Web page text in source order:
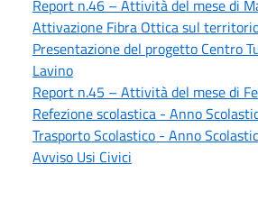
Report n.46 – Attività del mese di
Attivazione Fibra Ottica sul
Presentazione del progetto Centro
Lavino
Report n.45 – Attività del mese di
Refezione scolastica - Anno
Trasporto Scolastico - Anno
Avviso Usi Civici